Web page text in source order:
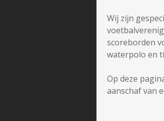
Wij zijn
scoreborden
waterpolo en
Op deze
aanschaf van